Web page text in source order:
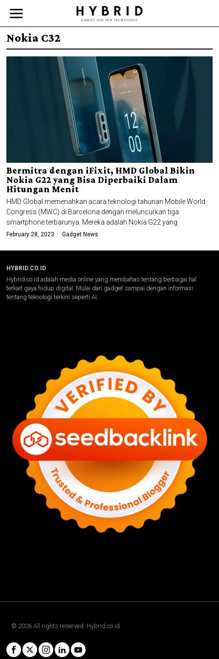
Nokia C32
Bermitra dengan iFixit, HMD Global Bikin
Nokia G22 yang Bisa Diperbaiki Dalam
Hitungan Menit
HMD Global memeriahkan acara teknologi tahunan Mobile World
Congress (MWC) di Barcelona dengan meluncurkan tiga
smartphone terbarunya. Mereka adalah Nokia G22 yang
February 28, 2023 Gadget News
HYBRID.CO.ID
Hybrid.co.id adalah media online yang membahas tentang berbagai hal
terkait gaya hidup digital. Mulai dari gadget sampai dengan informasi
tentang teknologi terkini seperti AI.
© 2026 All rights reserved. Hybrid.co.id